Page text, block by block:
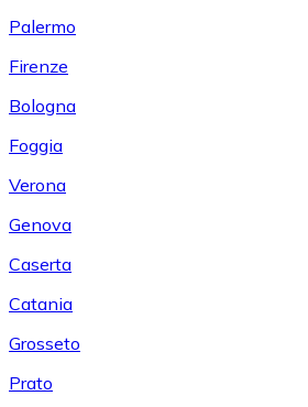
Palermo
Firenze
Bologna
Foggia
Verona
Genova
Caserta
Catania
Grosseto
Prato